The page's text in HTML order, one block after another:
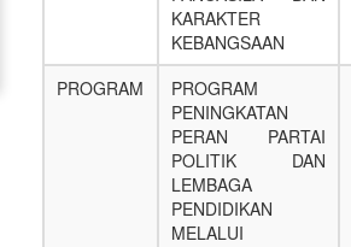
KARAKTER
KEBANGSAAN
PROGRAM
PROGRAM
PENINGKATAN
PERAN PARTAI
POLITIK DAN
LEMBAGA
PENDIDIKAN
MELALUI